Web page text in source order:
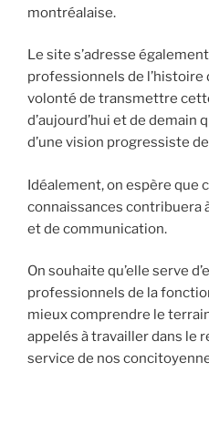
montréalaise.
Le site s’adresse
professionnels de l’histoire
volonté de transmettre
d’aujourd’hui et de demain
d’une vision progressiste
Idéalement, on espère que
connaissances contribuera
et de communication.
On souhaite qu’elle serve
professionnels de la
mieux comprendre le
appelés à travailler dans le
service de nos